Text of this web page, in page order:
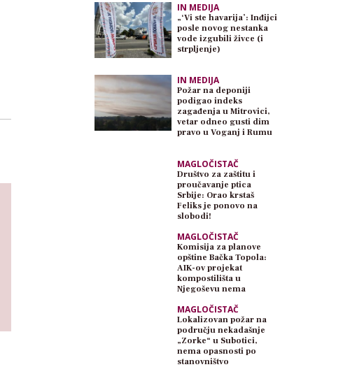
IN MEDIJA
„‘Vi ste havarija’: Inđijci
posle novog nestanka
vode izgubili živce (i
strpljenje)
IN MEDIJA
Požar na deponiji
podigao indeks
zagađenja u Mitrovici,
vetar odneo gusti dim
pravo u Voganj i Rumu
MAGLOČISTAČ
Društvo za zaštitu i
proučavanje ptica
Srbije: Orao krstaš
Feliks je ponovo na
slobodi!
MAGLOČISTAČ
Komisija za planove
opštine Bačka Topola:
AIK-ov projekat
kompostilišta u
Njegoševu nema
MAGLOČISTAČ
Lokalizovan požar na
području nekadašnje
„Zorke“ u Subotici,
nema opasnosti po
stanovništvo